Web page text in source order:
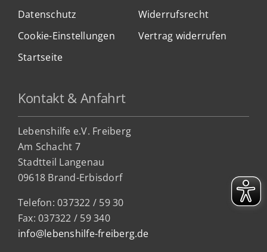
Datenschutz
Cookie-Einstellungen
Startseite
Widerrufsrecht
Vertrag widerrufen
Kontakt & Anfahrt
Lebenshilfe e.V. Freiberg
Am Schacht 7
Stadtteil Langenau
09618 Brand-Erbisdorf
Telefon: 037322 / 59 30
Fax: 037322 / 59 340
info@lebenshilfe-freiberg.de